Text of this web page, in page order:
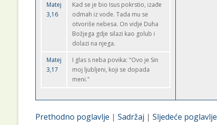
Matej
3,16
Kad se je bio Isus pokrstio, izađe
odmah iz vode. Tada mu se
otvoriše nebesa. On vidje Duha
Božjega gdje silazi kao golub i
dolazi na njega.
Matej
3,17
I glas s neba povika: "Ovo je Sin
moj ljubljeni, koji se dopada
meni."
Prethodno poglavlje | Sadržaj | Sljedeće poglavlje